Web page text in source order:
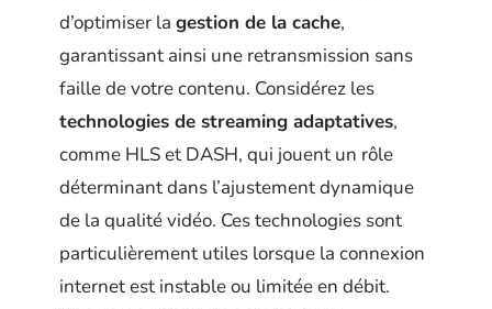
d’optimiser la gestion de la cache,
garantissant ainsi une retransmission sans
faille de votre contenu. Considérez les
technologies de streaming adaptatives,
comme HLS et DASH, qui jouent un rôle
déterminant dans l’ajustement dynamique
de la qualité vidéo. Ces technologies sont
particulièrement utiles lorsque la connexion
internet est instable ou limitée en débit.